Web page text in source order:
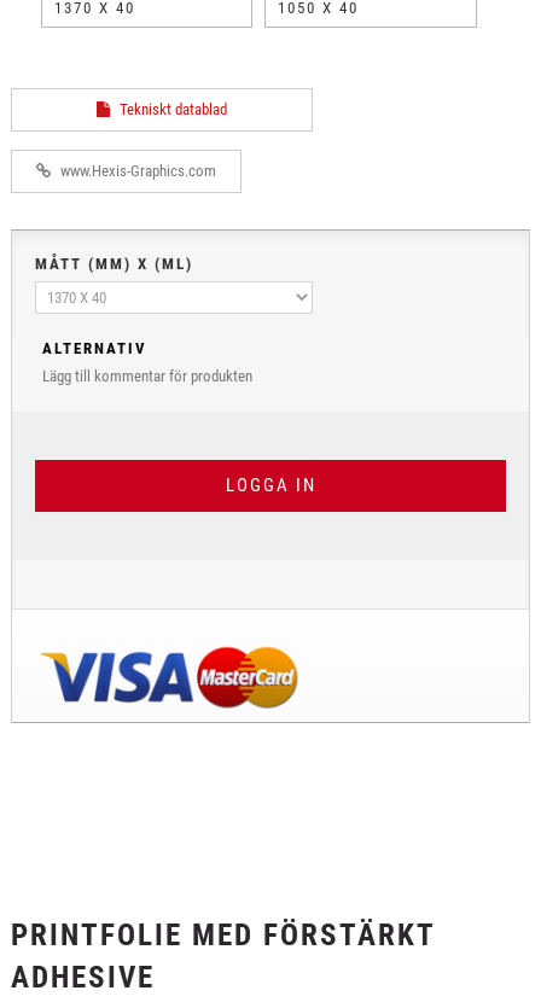
1370 X 40 1050 X 40
Tekniskt datablad
www.Hexis-Graphics.com
MÅTT (MM) X (ML)
ALTERNATIV
Lägg till kommentar för produkten
LOGGA IN
PRINTFOLIE MED FÖRSTÄRKT
ADHESIVE